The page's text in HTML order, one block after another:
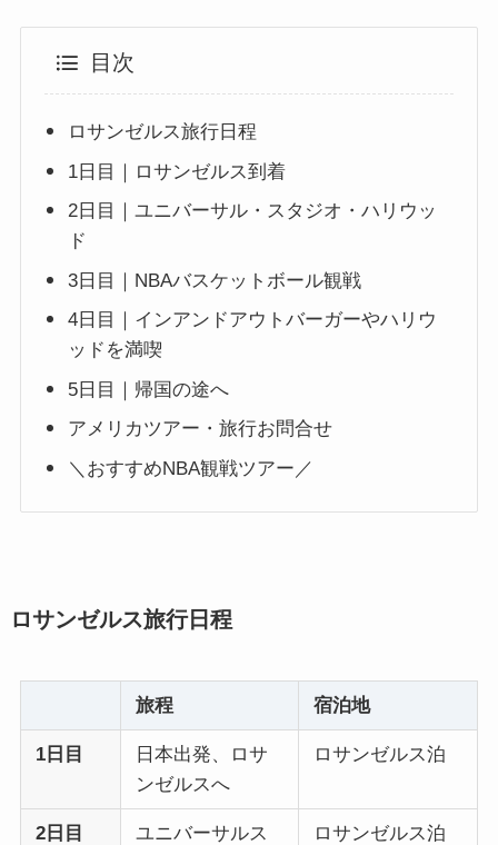
目次
ロサンゼルス旅行日程
1日目｜ロサンゼルス到着
2日目｜ユニバーサル・スタジオ・ハリウッ
ド
3日目｜NBAバスケットボール観戦
4日目｜インアンドアウトバーガーやハリウ
ッドを満喫
5日目｜帰国の途へ
アメリカツアー・旅行お問合せ
＼おすすめNBA観戦ツアー／
ロサンゼルス旅行日程
旅程 宿泊地
1日目
日本出発、ロサ
ンゼルスへ
ロサンゼルス泊
2日目
ユニバーサルス
ロサンゼルス泊